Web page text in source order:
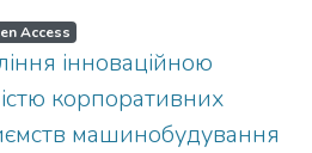
та маркетингу
технічний університет
«Київський політехнічний
імені Ігоря Сікорського»
Access
інноваційною
корпоративних
машинобудування